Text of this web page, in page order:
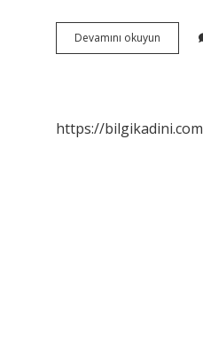
Devamını okuyun
Ilim
https://bilgikadini.com